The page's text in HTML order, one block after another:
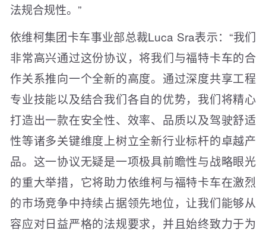
法规合规性。”
依维柯集团卡车事业部总裁Luca Sra表示：“我们
非常高兴通过这份协议，将我们与福特卡车的合
作关系推向一个全新的高度。通过深度共享工程
专业技能以及结合我们各自的优势，我们将精心
打造出一款在安全性、效率、品质以及驾驶舒适
性等诸多关键维度上树立全新行业标杆的卓越产
品。这一协议无疑是一项极具前瞻性与战略眼光
的重大举措，它将助力依维柯与福特卡车在激烈
的市场竞争中持续占据领先地位，让我们能够从
容应对日益严格的法规要求，并且始终致力于为